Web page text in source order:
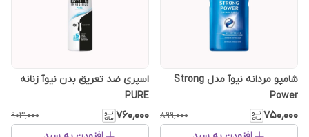
شامپو مردانه نیوآ مدل Strong
Power
۷۵۰٬۰۰۰ ۸۹۹٬۰۰۰
اسپری ضد تعریق بدن نیوآ زنانه
PURE
۷۶۰٬۰۰۰ ۹۰۳٬۰۰۰